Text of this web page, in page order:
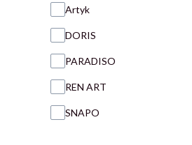
Marka
Artyk
DORIS
PARADISO
REN ART
SNAPO